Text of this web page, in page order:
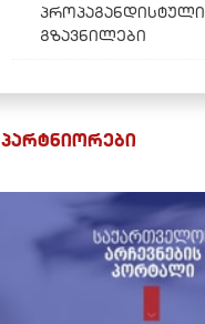
პროპაგანდისტული
გზავნილები
პარტნიორები